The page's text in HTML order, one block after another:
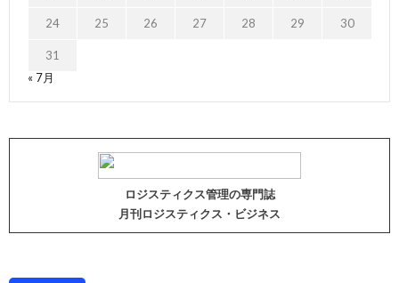
24 25 26 27 28 29 30
31
« 7月
ロジスティクス管理の専門誌
月刊ロジスティクス・ビジネス